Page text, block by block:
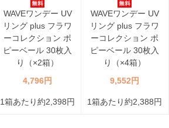
WAVEワンデー UV
リング plus フラワ
ーコレクション ポ
ピーベール 30枚入
り（×2箱）
4,796円
1箱あたり約2,398円
WAVEワンデー UV
リング plus フラワ
ーコレクション ポ
ピーベール 30枚入
り（×4箱）
9,552円
1箱あたり約2,388円